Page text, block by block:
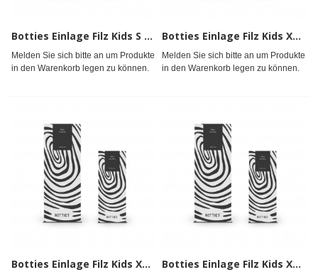
Botties Einlage Filz Kids S Gr.28 - 29
Melden Sie sich bitte an um Produkte
in den Warenkorb legen zu können.
Botties Einlage Filz Kids XL Gr.34 - 35
Melden Sie sich bitte an um Produkte
in den Warenkorb legen zu können.
Botties Einlage Filz Kids XS Gr.26 - 27 Botties Einlage Filz Kids XXS Gr.24 - 25